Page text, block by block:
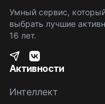
Умный сервис,
выбрать лучшие
16 лет.
Активности
Интеллект